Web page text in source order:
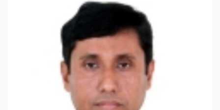
Kazi Mohammad Mahbubur
Rahma্‌n , professor, Department
of political science